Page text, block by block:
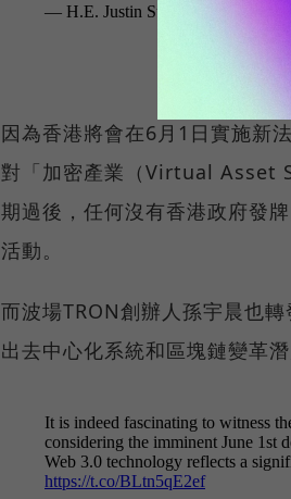
因為香港將會在6月1日實施新
對「加密產業（Virtual Asset
期過後，任何沒有香港政府發
活動。
而波場TRON創辦人孫宇晨也
出去中心化系統和區塊鏈變革潛